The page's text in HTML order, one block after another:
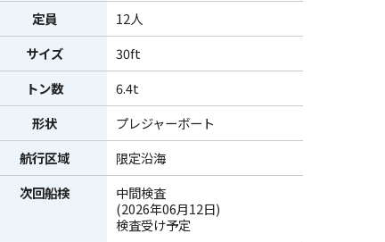
定員
12人
サイズ
30ft
トン数
6.4t
形状
プレジャーボート
航行区域
限定沿海
次回船検
中間検査
(2026年06月12日)
検査受け予定